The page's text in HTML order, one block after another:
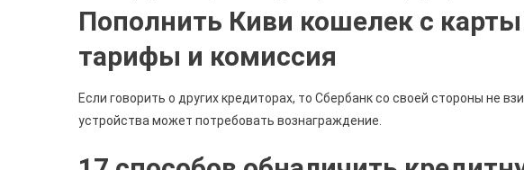
Пополнить Киви кошелек с
тарифы и комиссия
Если говорить о других кредиторах, то Сбербанк со своей стороны не
устройства может потребовать вознаграждение.